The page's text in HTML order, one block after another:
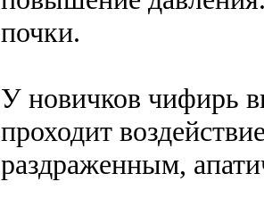
почки.
У новичков чифирь
проходит
раздраженным,